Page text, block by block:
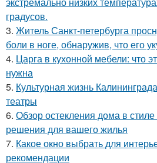
градусов.
3. Житель Санкт-петербурга
боли в ноге, обнаружив, что его
4. Царга в кухонной мебели: что
нужна
5. Культурная жизнь
театры
6. Обзор остекления дома в
решения для вашего жилья
7. Какое окно выбрать для
рекомендации